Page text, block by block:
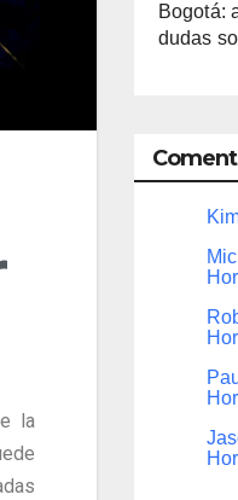
la
Bogotá:
dudas